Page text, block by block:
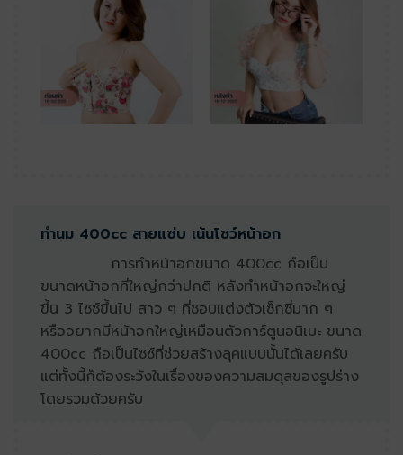
ทำนม 400cc สายแซ่บ เน้นโชว์หน้าอก
การทำหน้าอกขนาด 400cc ถือเป็น
ขนาดหน้าอกที่ใหญ่กว่าปกติ หลังทำหน้าอกจะใหญ่
ขึ้น 3 ไซซ์ขึ้นไป สาว ๆ ที่ชอบแต่งตัวเซ็กซี่มาก ๆ
หรืออยากมีหน้าอกใหญ่เหมือนตัวการ์ตูนอนิเมะ ขนาด
400cc ถือเป็นไซซ์ที่ช่วยสร้างลุคแบบนั้นได้เลยครับ
แต่ทั้งนี้ก็ต้องระวังในเรื่องของความสมดุลของรูปร่าง
โดยรวมด้วยครับ